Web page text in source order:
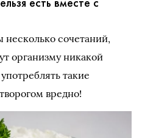
сочетаний,
организму никакой
такие
вредно!